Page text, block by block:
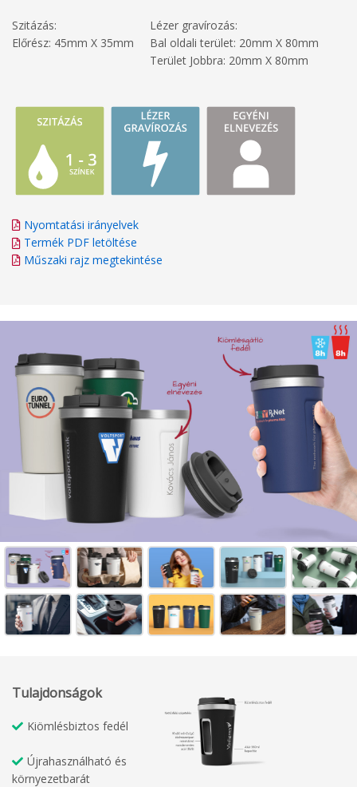
Szitázás:
Előrész: 45mm X 35mm
Lézer gravírozás:
Bal oldali terület: 20mm X 80mm
Terület Jobbra: 20mm X 80mm
Nyomtatási irányelvek
Termék PDF letöltése
Műszaki rajz megtekintése
Tulajdonságok
Kiömlésbiztos fedél
Újrahasználható és
környezetbarát